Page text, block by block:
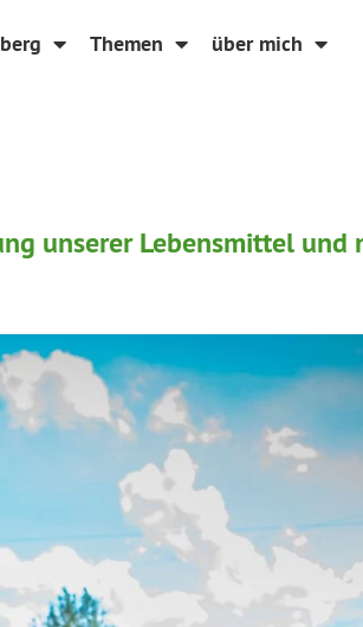
Themen über mich
unserer Lebensmittel